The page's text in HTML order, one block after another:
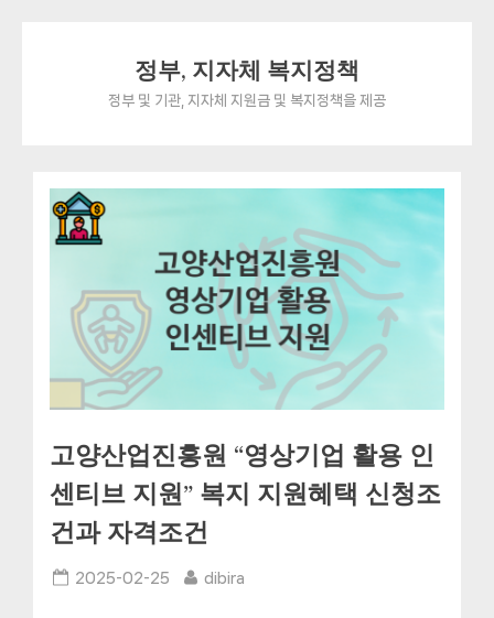
정부, 지자체 복지정책
정부 및 기관, 지자체 지원금 및 복지정책을 제공
고양산업진흥원 “영상기업 활용 인
센티브 지원” 복지 지원혜택 신청조
건과 자격조건
Posted
2025-02-25 By
dibira